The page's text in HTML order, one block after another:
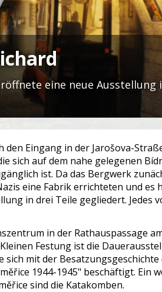
eine neue
Eingang in der Jarošova-
sich auf dem nahe gelegenen
ist. Da das Bergwerk
eine Fabrik errichteten und es
in drei Teile gegliedert. Jedes
in der Rathauspassage
Festung ist die
mit der Besatzungsgeschichte
1944-1945" beschäftigt. Ein
sind die Katakomben.